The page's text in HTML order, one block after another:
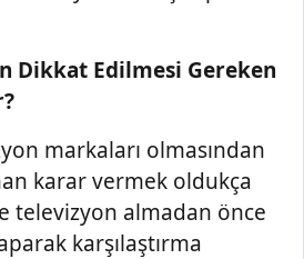
Dikkat Edilmesi Gereken
markaları olmasından
karar vermek oldukça
televizyon almadan önce
karşılaştırma